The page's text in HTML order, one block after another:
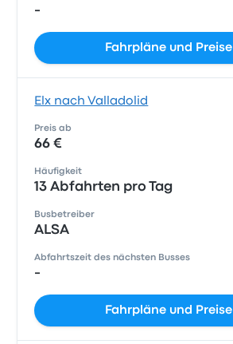
-
Fahrpläne und Preise
Elx nach Valladolid
Preis ab
66 €
Häufigkeit
13 Abfahrten pro Tag
Busbetreiber
ALSA
Abfahrtszeit des nächsten Busses
-
Fahrpläne und Preise